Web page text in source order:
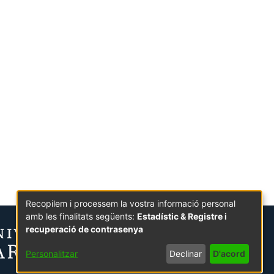
Recopilem i processem la vostra informació personal
amb les finalitats següents: Estadístic & Registre i
recuperació de contrasenya
Personalitzar Declinar D'acord